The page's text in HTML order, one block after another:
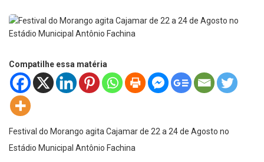
Compatilhe essa matéria
Festival do Morango agita Cajamar de 22 a 24 de Agosto no
Estádio Municipal Antônio Fachina